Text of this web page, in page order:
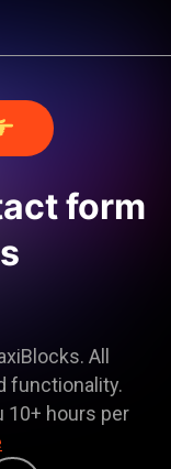
form
All
functionality.
10+ hours per